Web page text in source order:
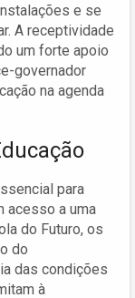
e se
A receptividade
um forte apoio
governador
na agenda
para
acesso a uma
do Futuro, os
do
das condições
à